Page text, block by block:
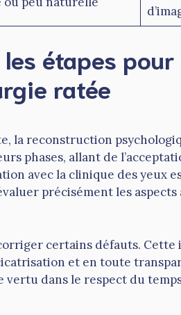
étapes
ratée
la reconstruction
phases, allant de
avec la clinique des yeux
précisément les
certains défauts.
et en toute
vertu dans le respect du